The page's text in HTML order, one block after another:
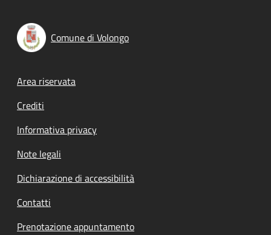
Comune di Volongo
Footer menu
Area riservata
Crediti
Informativa privacy
Note legali
Dichiarazione di accessibilità
Contatti
Prenotazione appuntamento